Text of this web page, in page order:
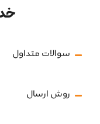
سوالات متداول
روش ارسال